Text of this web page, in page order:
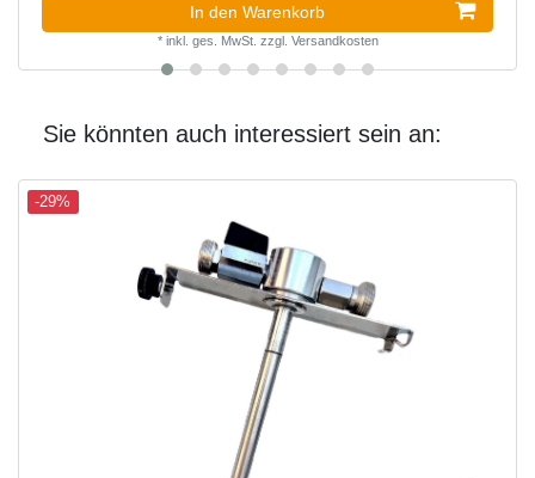
In den Warenkorb
* inkl. ges. MwSt. zzgl. Versandkosten
Sie könnten auch interessiert sein an:
-29%